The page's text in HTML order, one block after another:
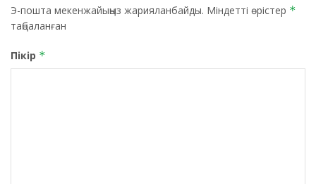
Э-пошта мекенжайыңыз жарияланбайды. Міндетті өрістер *
таңбаланған
Пікір *